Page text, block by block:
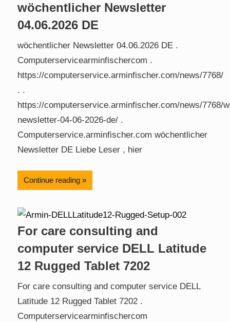
wöchentlicher Newsletter
04.06.2026 DE
wöchentlicher Newsletter 04.06.2026 DE .
Computerservicearminfischercom .
https://computerservice.arminfischer.com/news/7768/
. .
https://computerservice.arminfischer.com/news/7768/
newsletter-04-06-2026-de/ .
Computerservice.arminfischer.com wöchentlicher
Newsletter DE Liebe Leser , hier
Continue reading
For care consulting and
computer service DELL Latitude
12 Rugged Tablet 7202
For care consulting and computer service DELL
Latitude 12 Rugged Tablet 7202 .
Computerservicearminfischercom